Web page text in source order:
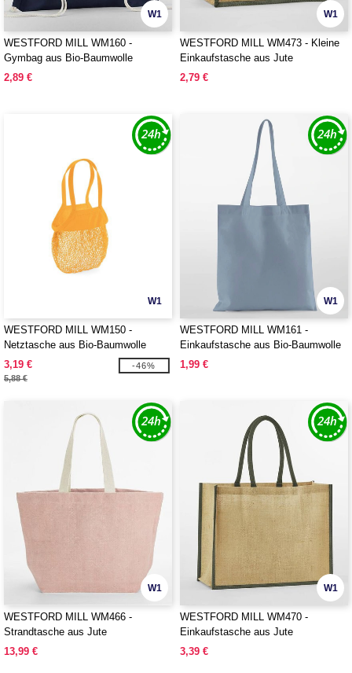
W1
WESTFORD MILL WM160 -
Gymbag aus Bio-Baumwolle
2,89 €
W1
WESTFORD MILL WM473 - Kleine
Einkaufstasche aus Jute
2,79 €
W1
WESTFORD MILL WM150 -
Netztasche aus Bio-Baumwolle
3,19 €
5,88 €
-46%
W1
WESTFORD MILL WM161 -
Einkaufstasche aus Bio-Baumwolle
1,99 €
W1
WESTFORD MILL WM466 -
Strandtasche aus Jute
13,99 €
W1
WESTFORD MILL WM470 -
Einkaufstasche aus Jute
3,39 €